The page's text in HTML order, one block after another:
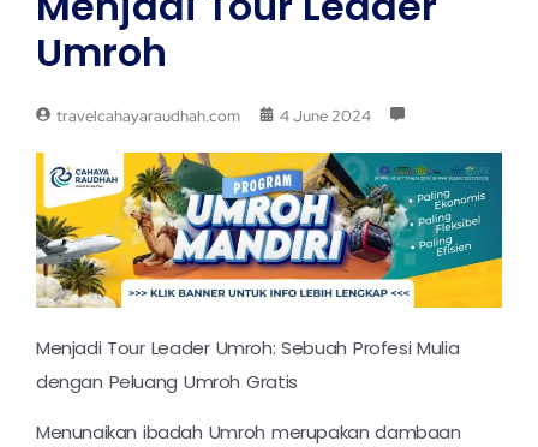
Umroh
travelcahayaraudhah.com 4 June 2024
Menjadi Tour Leader Umroh: Sebuah Profesi Mulia
dengan Peluang Umroh Gratis
Menunaikan ibadah Umroh merupakan dambaan